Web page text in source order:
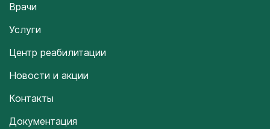
Врачи
Услуги
Центр реабилитации
Новости и акции
Контакты
Документация